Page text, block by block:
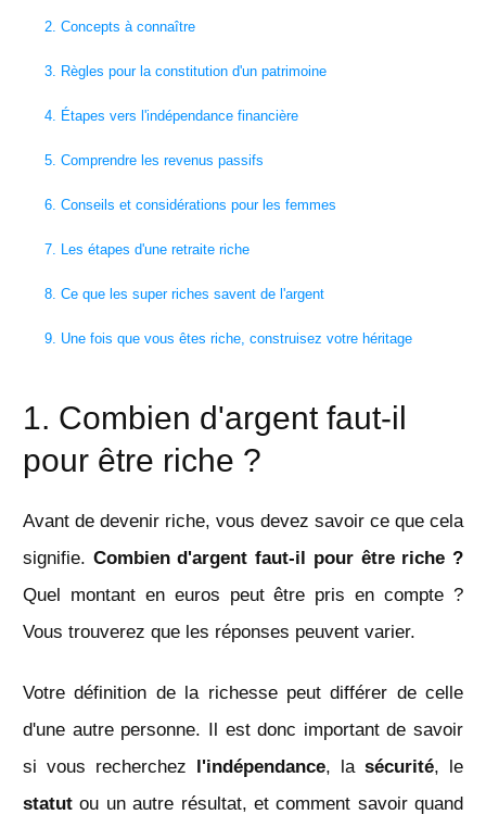
2. Concepts à connaître
3. Règles pour la constitution d'un patrimoine
4. Étapes vers l'indépendance financière
5. Comprendre les revenus passifs
6. Conseils et considérations pour les femmes
7. Les étapes d'une retraite riche
8. Ce que les super riches savent de l'argent
9. Une fois que vous êtes riche, construisez votre héritage
1. Combien d'argent faut-il
pour être riche ?
Avant de devenir riche, vous devez savoir ce que cela
signifie. Combien d'argent faut-il pour être riche ?
Quel montant en euros peut être pris en compte ?
Vous trouverez que les réponses peuvent varier.
Votre définition de la richesse peut différer de celle
d'une autre personne. Il est donc important de savoir
si vous recherchez l'indépendance, la sécurité, le
statutou un autre résultat, et comment savoir quand